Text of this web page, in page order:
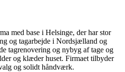
med base i Helsinge, der har stor
og tagarbejde i Nordsjælland og
tagrenovering og nybyg af tage og
og klæder huset. Firmaet tilbyder
og solidt håndværk.